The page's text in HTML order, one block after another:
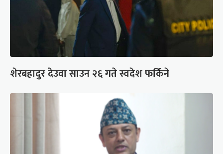
शेरबहादुर देउवा साउन २६ गते स्वदेश फर्किने